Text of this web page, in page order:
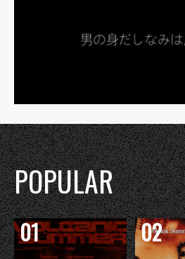
POPULAR